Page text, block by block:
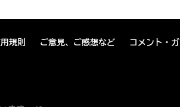
規則 ご意見、ご感想など コメント・